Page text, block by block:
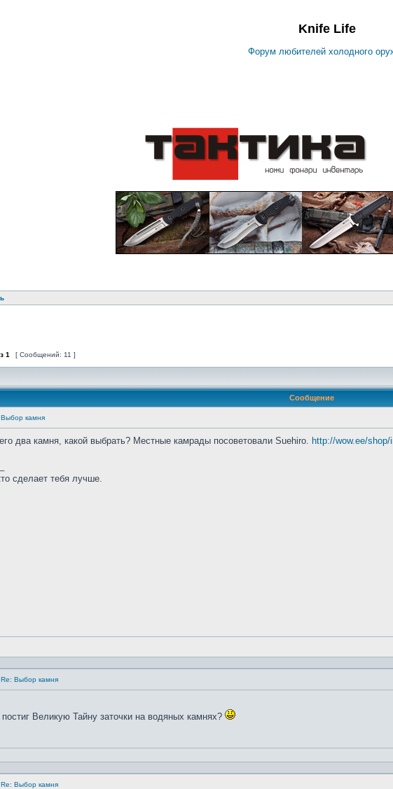
Knife Life
Форум любителей холодного
1 [ Сообщений: 11 ]
Сообщение
Выбор камня
два камня, какой выбрать? Местные камрады посоветовали Suehiro. http://wow.ee/
сделает тебя лучше.
Re: Выбор камня
Великую Тайну заточки на водяных камнях?
Re: Выбор камня